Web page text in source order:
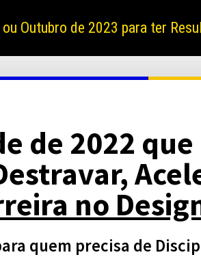
Outubro de 2023 para ter
de 2022 que
no
quem precisa de